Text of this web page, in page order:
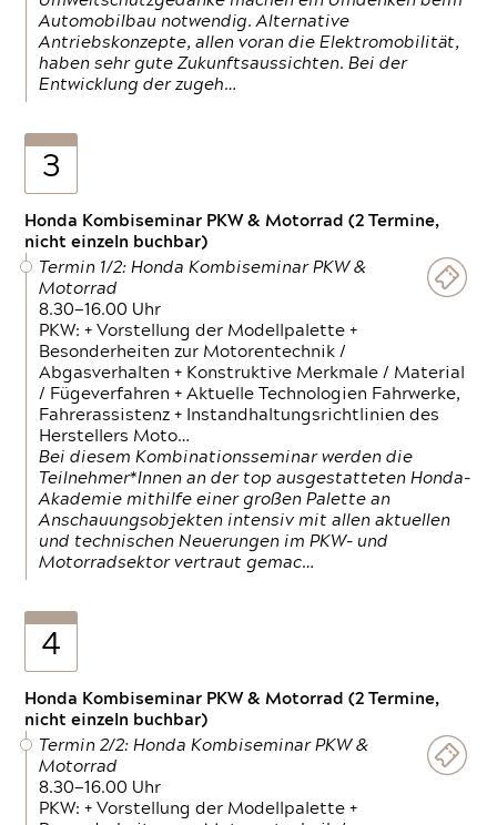
Automobilbau notwendig. Alternative
Antriebskonzepte, allen voran die Elektromobilität,
haben sehr gute Zukunftsaussichten. Bei der
Entwicklung der zugeh…
3
Honda Kombiseminar PKW & Motorrad (2 Termine,
nicht einzeln buchbar)
Termin 1/2: Honda Kombiseminar PKW &
Motorrad
8.30—16.00 Uhr
PKW: + Vorstellung der Modellpalette +
Besonderheiten zur Motorentechnik /
Abgasverhalten + Konstruktive Merkmale / Material
/ Fügeverfahren + Aktuelle Technologien Fahrwerke,
Fahrerassistenz + Instandhaltungsrichtlinien des
Herstellers Moto…
Bei diesem Kombinationsseminar werden die
Teilnehmer*Innen an der top ausgestatteten Honda-
Akademie mithilfe einer großen Palette an
Anschauungsobjekten intensiv mit allen aktuellen
und technischen Neuerungen im PKW- und
Motorradsektor vertraut gemac…
4
Honda Kombiseminar PKW & Motorrad (2 Termine,
nicht einzeln buchbar)
Termin 2/2: Honda Kombiseminar PKW &
Motorrad
8.30—16.00 Uhr
PKW: + Vorstellung der Modellpalette +